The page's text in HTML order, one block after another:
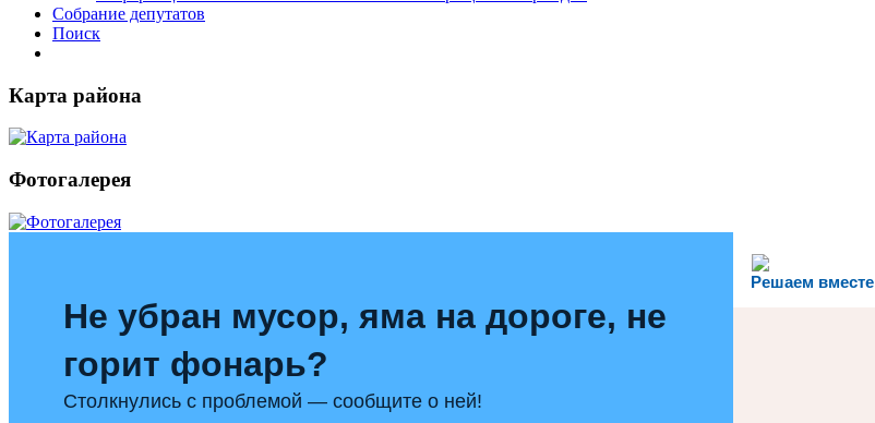
Собрание депутатов
Поиск
Карта района
Фотогалерея
Решаем вместе
Не убран мусор, яма на дороге, не
горит фонарь?
Столкнулись с проблемой — сообщите о ней!